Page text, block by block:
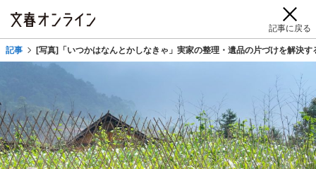
記事に戻る
記事 [写真]「いつかはなんとかしなきゃ」実家の整理・遺品の片づけを解決す